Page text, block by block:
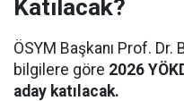
Katılacak?
ÖSYM Başkanı Prof. Dr.
bilgilere göre 2026
aday katılacak.